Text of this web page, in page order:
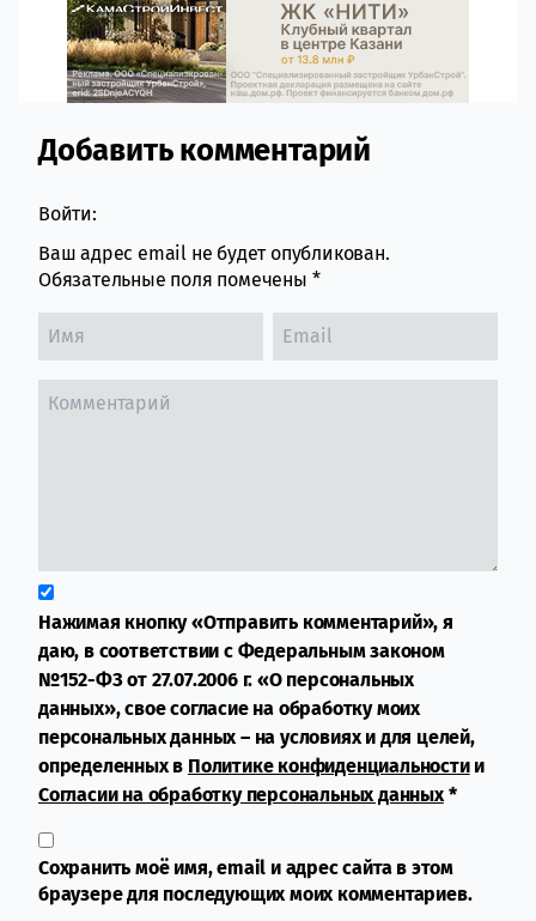
Comment section
Добавить комментарий
Войти:
Ваш адрес email не будет опубликован.
Обязательные поля помечены *
Нажимая кнопку «Отправить комментарий», я
даю, в соответствии с Федеральным законом
№152-ФЗ от 27.07.2006 г. «О персональных
данных», свое согласие на обработку моих
персональных данных – на условиях и для целей,
определенных в Политике конфиденциальностии
Согласии на обработку персональных данных*
Сохранить моё имя, email и адрес сайта в этом
браузере для последующих моих комментариев.